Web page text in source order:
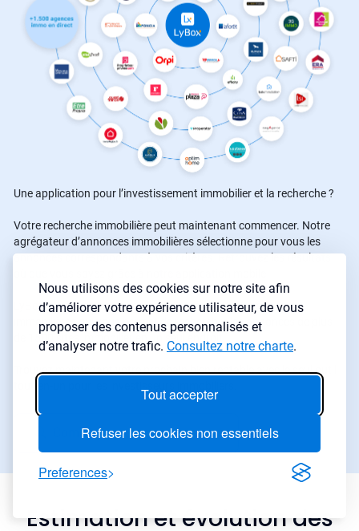
Nous utilisons des cookies sur notre site afin
d’améliorer votre expérience utilisateur, de vous
proposer des contenus personnalisés et
d’analyser notre trafic. Consultez notre charte.
Tout accepter
Refuser les cookies non essentiels
Preferences
Une application pour l’investissement immobilier et la recherche ?
Votre recherche immobilière peut maintenant commencer. Notre
agrégateur d’annonces immobilières sélectionne pour vous les
annonces correspondants à vos critères. Retrouvez les résultats
LyBox met à votre disposition un agrégateur d'annonces
immobilières qui vous permet de rechercher les annonces de plus
de 1500 sites immobilier en un seul endroit.
Trouvez maintenant votre prochain bien rentable avec le seul outil
Commencer une recherche→
Estimation et évolution des